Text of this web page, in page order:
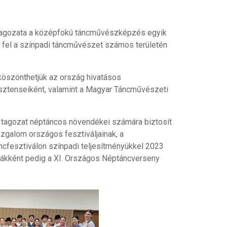
a középfokú táncművészképzés egyik
a színpadi táncművészet számos területén
az ország hivatásos
valamint a Magyar Táncművészeti
néptáncos növendékei számára biztosít
országos fesztiváljainak, a
színpadi teljesítményükkel 2023
pedig a XI. Országos Néptáncverseny